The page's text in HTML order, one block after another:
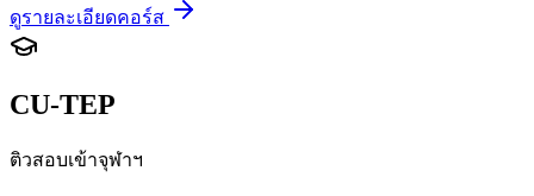
ดูรายละเอียดคอร์ส
CU-TEP
ติวสอบเข้าจุฬาฯ